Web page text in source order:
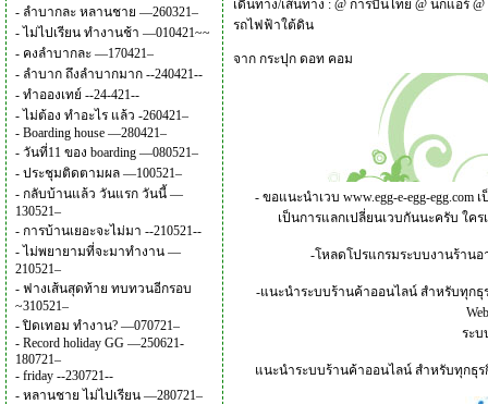
- ลำบากละ หลานชาย —260321–
- ไม่ไปเรียน ทำงานช้า —010421~~
- คงลำบากละ —170421–
- ลำบาก ถึงลำบากมาก --240421--
- ทำอองเทย์ --24-421--
- ไม่ต้อง ทำอะไร แล้ว -260421–
- Boarding house —280421–
- วันที่11 ของ boarding —080521–
- ประชุมติดตามผล —100521–
- กลับบ้านแล้ว วันแรก วันนี้ —
130521–
- การบ้านเยอะจะไม่มา --210521--
- ไม่พยายามที่จะมาทำงาน —
210521–
- ฟางเส้นสุดท้าย ทบทวนอีกรอบ
~310521–
-ปิดเทอม ทำงาน? —070721–
- Record holiday GG —250621-
180721–
- friday --230721--
- หลานชาย ไม่ไปเรียน —280721–
เดินทาง/เส้นทาง : @ การบินไทย @ นกแอร์ @
รถไฟฟ้าใต้ดิน
จาก กระปุก ดอท คอม
- ขอแนะนำเวบ www.egg-e-egg-egg.comเ
เป็นการแลกเปลี่ยนเวบกันนะครับ ใค
-โหลดโปรแกรมระบบงานร้านอ
-แนะนำระบบร้านค้าออนไลน์ สำหรับทุกธุ
ระบ
แนะนำระบบร้านค้าออนไลน์ สำหรับทุกธุ